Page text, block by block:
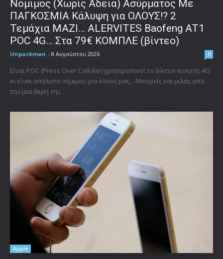
Νόμιμος (Χωρίς Άδεια) Ασύρματος Με
ΠΑΓΚΟΣΜΙΑ Κάλυψη για ΟΛΟΥΣ!? 2
Τεμάχια ΜΑΖΙ… ALERVITES Baofeng AT1
POC 4G… Στα 79€ ΚΟΜΠΛΕ (βίντεο)
Unpackman - 8 Αυγούστου 2026 0
Είναι POC (Press Over Cellular) χρησιμοποιεί το δίκτυο κινητής 4G
κι είναι απόλυτα νόμιμος για όλους μας... Μπορείς και μιλάς από
την μια άκρη της...
Apple